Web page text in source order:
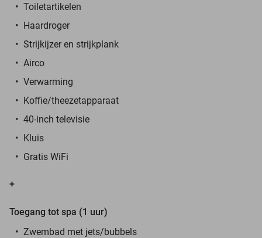
Toiletartikelen
Haardroger
Strijkijzer en strijkplank
Airco
Verwarming
Koffie/theezetapparaat
40-inch televisie
Kluis
Gratis WiFi
+
Toegang tot spa (1 uur)
Zwembad met jets/bubbels